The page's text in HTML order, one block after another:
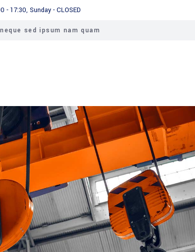
- 17:30, Sunday - CLOSED
sed ipsum nam quam